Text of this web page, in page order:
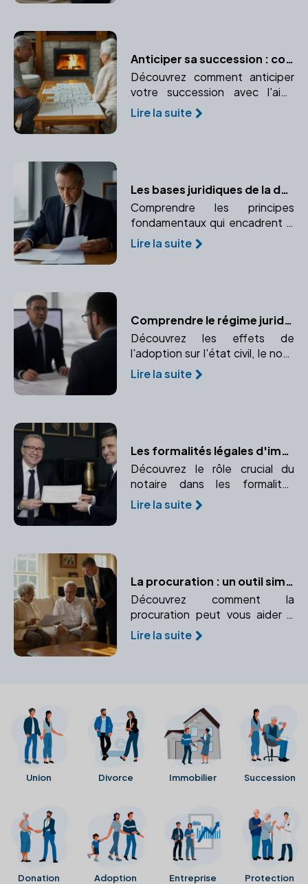
Anticiper sa succession : conseils pratiques avec un notaire
Découvrez comment anticiper
votre succession avec l'aide
d'un notaire. Protégez vos
proches et réduisez les coûts
Lire la suite
Les bases juridiques de la donation
Comprendre les principes
fondamentaux qui encadrent la
donation selon le droit français.
Lire la suite
Comprendre le régime juridique de l'adopté et ses changements
Découvrez les effets de
l'adoption sur l'état civil, le nom,
et les droits de l'enfant adopté.
Comprendre l'impact de
Lire la suite
Les formalités légales d'immatriculation avec un notaire
Découvrez le rôle crucial du
notaire dans les formalités
d'immatriculation de votre
entreprise. Apprenez comment
Lire la suite
La procuration : un outil simple pour protéger vos intérêts
Découvrez comment la
procuration peut vous aider à
gérer vos affaires en cas
d'incapacité. Apprenez-en plus
Lire la suite
Union Divorce Immobilier Succession
Donation Adoption Entreprise Protection